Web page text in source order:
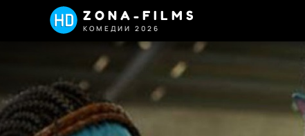
ZONA-FILMS
КОМЕДИИ 2026